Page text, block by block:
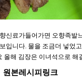
신료가들어가면 오향족발
입니다. 물을 조금더 넣었
올해 김장은 이녀석으로 해
원본레시피링크